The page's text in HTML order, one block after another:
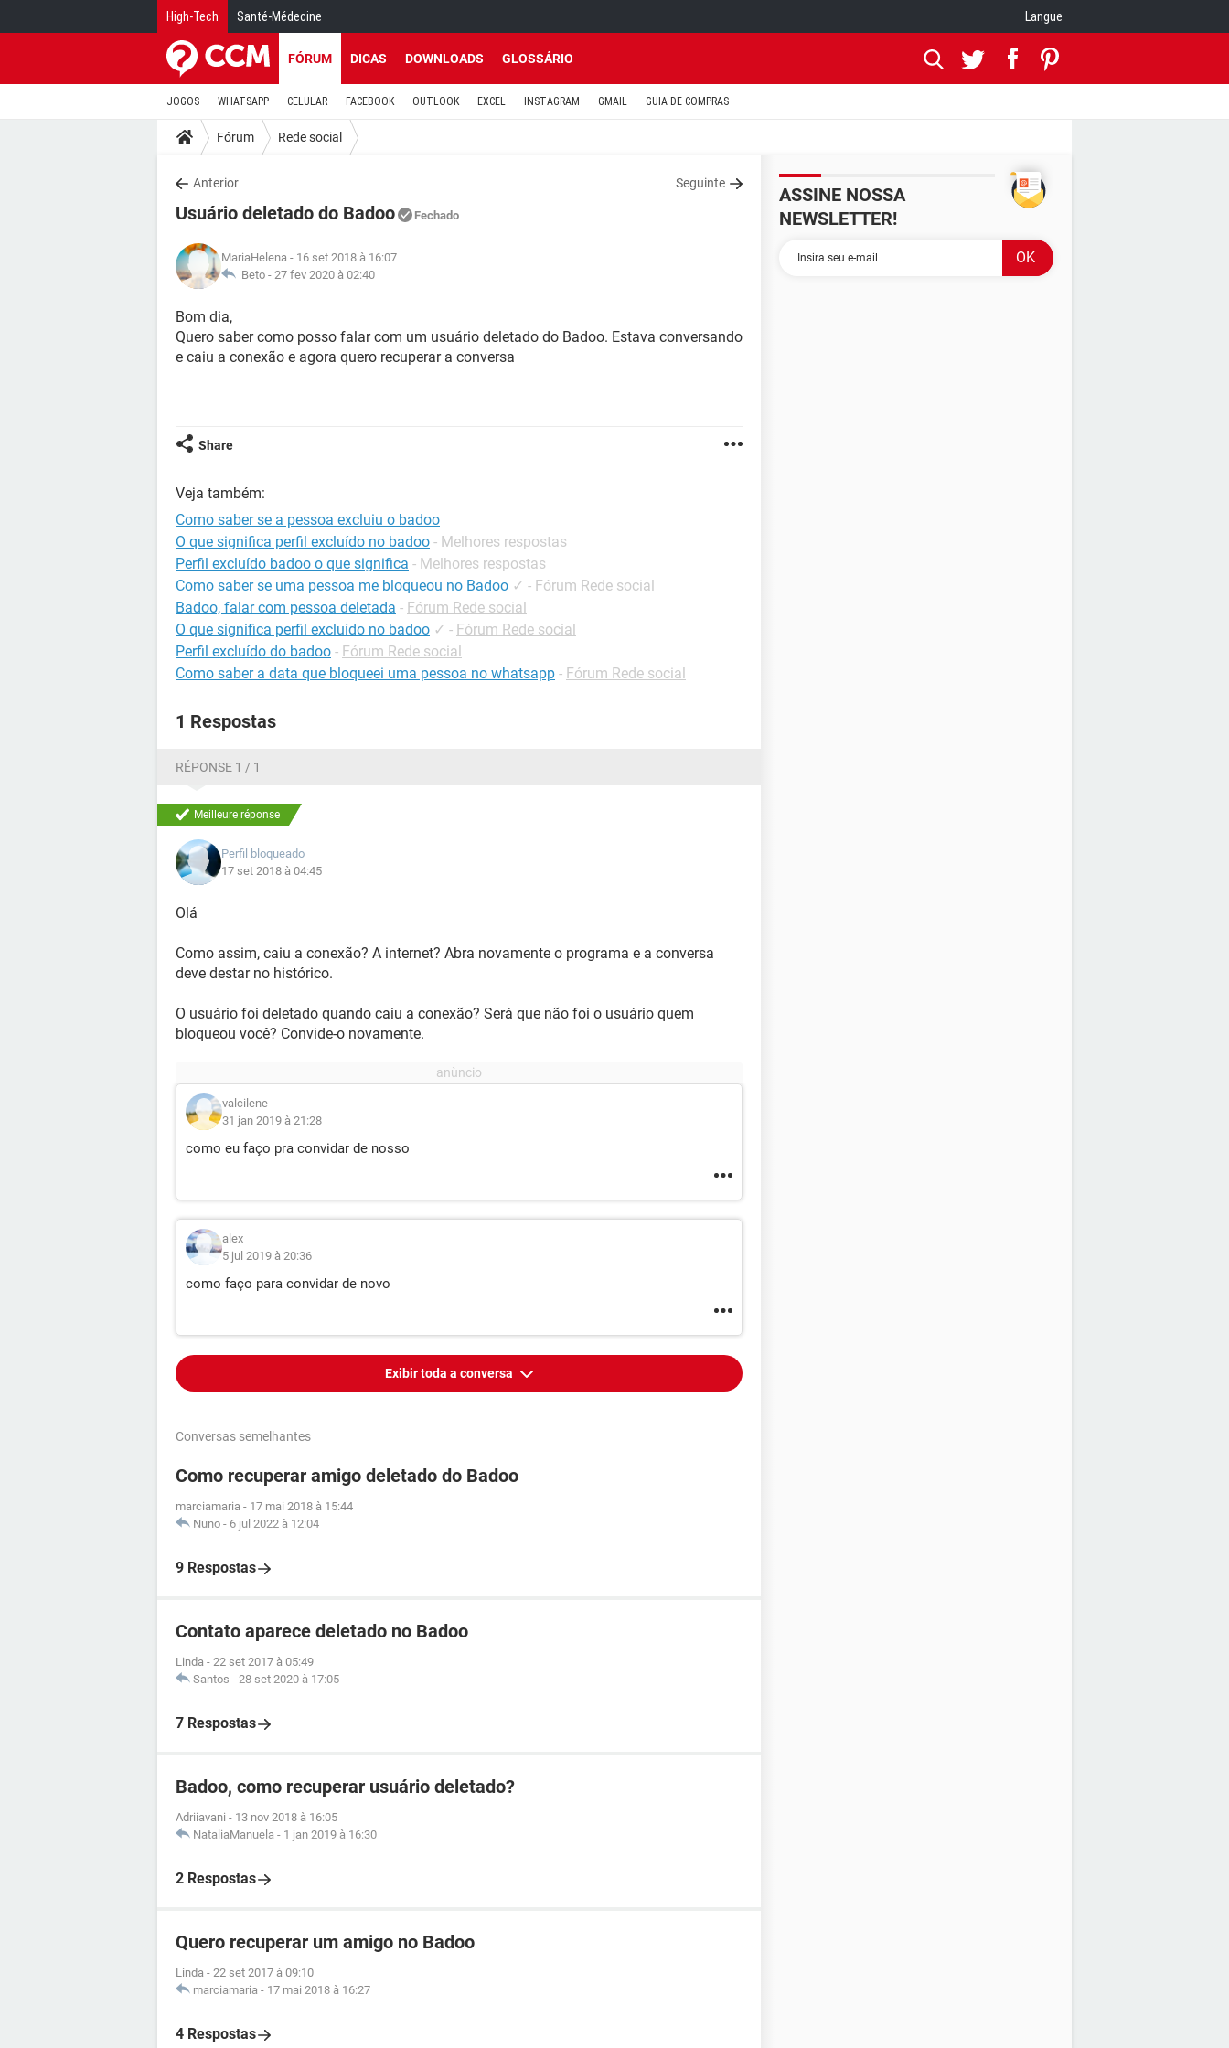
High-Tech Santé-Médecine Langue
FÓRUM DICAS DOWNLOADS GLOSSÁRIO
JOGOS WHATSAPP CELULAR FACEBOOK OUTLOOK EXCEL INSTAGRAM GMAIL GUIA DE COMPRAS
Fórum Rede social
Anterior Seguinte
Usuário deletado do Badoo Fechado
MariaHelena - 16 set 2018 à 16:07
Beto - 27 fev 2020 à 02:40
Bom dia,
Quero saber como posso falar com um usuário deletado do Badoo. Estava conversando
e caiu a conexão e agora quero recuperar a conversa
Share
Veja também:
Como saber se a pessoa excluiu o badoo
O que significa perfil excluído no badoo - Melhores respostas
Perfil excluído badoo o que significa - Melhores respostas
Como saber se uma pessoa me bloqueou no Badoo ✓ - Fórum Rede social
Badoo, falar com pessoa deletada - Fórum Rede social
O que significa perfil excluído no badoo ✓ - Fórum Rede social
Perfil excluído do badoo - Fórum Rede social
Como saber a data que bloqueei uma pessoa no whatsapp - Fórum Rede social
1 Respostas
RÉPONSE 1 / 1
Meilleure réponse
Perfil bloqueado
17 set 2018 à 04:45
Olá
Como assim, caiu a conexão? A internet? Abra novamente o programa e a conversa
deve destar no histórico.
O usuário foi deletado quando caiu a conexão? Será que não foi o usuário quem
bloqueou você? Convide-o novamente.
valcilene
31 jan 2019 à 21:28
como eu faço pra convidar de nosso
alex
5 jul 2019 à 20:36
como faço para convidar de novo
Exibir toda a conversa
Conversas semelhantes
Como recuperar amigo deletado do Badoo
marciamaria - 17 mai 2018 à 15:44
Nuno - 6 jul 2022 à 12:04
9 Respostas
Contato aparece deletado no Badoo
Linda - 22 set 2017 à 05:49
Santos - 28 set 2020 à 17:05
7 Respostas
Badoo, como recuperar usuário deletado?
Adriiavani - 13 nov 2018 à 16:05
NataliaManuela - 1 jan 2019 à 16:30
2 Respostas
Quero recuperar um amigo no Badoo
Linda - 22 set 2017 à 09:10
marciamaria - 17 mai 2018 à 16:27
4 Respostas
ASSINE NOSSA
NEWSLETTER!